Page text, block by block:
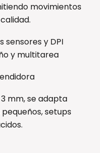
movimientos
y DPI
y multitarea
mm, se adapta
setups